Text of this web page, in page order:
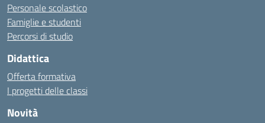
Personale scolastico
Famiglie e studenti
Percorsi di studio
Didattica
Offerta formativa
I progetti delle classi
Novità